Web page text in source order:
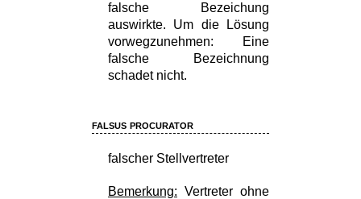
falsche Bezeichung
auswirkte. Um die Lösung
vorwegzunehmen: Eine
falsche Bezeichnung
schadet nicht.
falsus procurator
falscher Stellvertreter
Bemerkung: Vertreter ohne